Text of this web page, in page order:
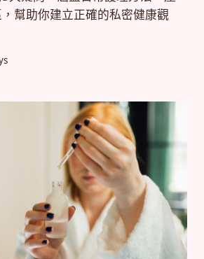
幫助你建立正確的私密健康觀